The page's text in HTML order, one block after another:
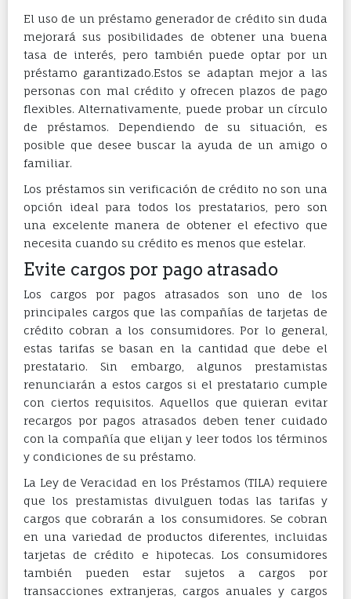
El uso de un préstamo generador de crédito sin duda
mejorará sus posibilidades de obtener una buena
tasa de interés, pero también puede optar por un
préstamo garantizado.Estos se adaptan mejor a las
personas con mal crédito y ofrecen plazos de pago
flexibles. Alternativamente, puede probar un círculo
de préstamos. Dependiendo de su situación, es
posible que desee buscar la ayuda de un amigo o
familiar.
Los préstamos sin verificación de crédito no son una
opción ideal para todos los prestatarios, pero son
una excelente manera de obtener el efectivo que
necesita cuando su crédito es menos que estelar.
Evite cargos por pago atrasado
Los cargos por pagos atrasados ​​son uno de los
principales cargos que las compañías de tarjetas de
crédito cobran a los consumidores. Por lo general,
estas tarifas se basan en la cantidad que debe el
prestatario. Sin embargo, algunos prestamistas
renunciarán a estos cargos si el prestatario cumple
con ciertos requisitos. Aquellos que quieran evitar
recargos por pagos atrasados ​​deben tener cuidado
con la compañía que elijan y leer todos los términos
y condiciones de su préstamo.
La Ley de Veracidad en los Préstamos (TILA) requiere
que los prestamistas divulguen todas las tarifas y
cargos que cobrarán a los consumidores. Se cobran
en una variedad de productos diferentes, incluidas
tarjetas de crédito e hipotecas. Los consumidores
también pueden estar sujetos a cargos por
transacciones extranjeras, cargos anuales y cargos